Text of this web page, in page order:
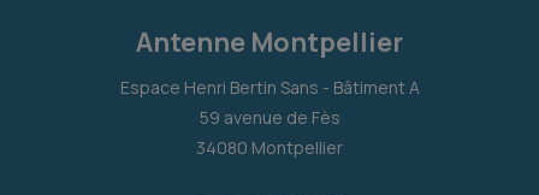
Antenne Montpellier
Espace Henri Bertin Sans - Bâtiment A
59 avenue de Fès
34080 Montpellier